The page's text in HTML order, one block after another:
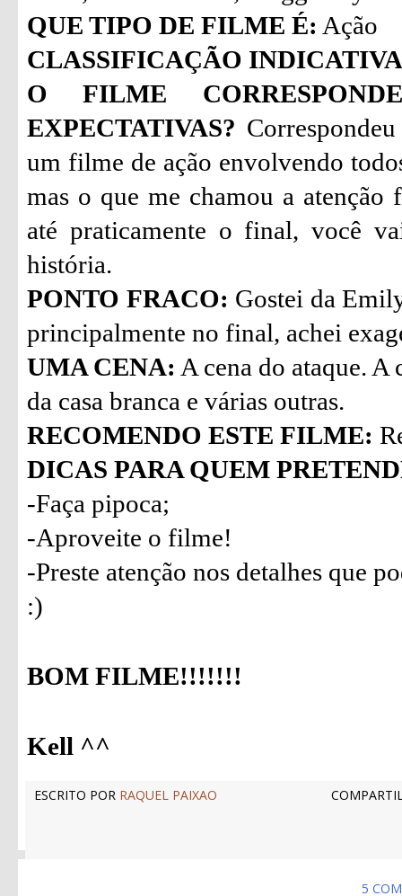
QUE TIPO DE FILME É: Ação
CLASSIFICAÇÃO
O FILME
EXPECTATIVAS?
um filme de ação envolvendo
mas o que me chamou a
até praticamente o final, você
história.
PONTO FRACO: Gostei da
principalmente no final, achei
UMA CENA: A cena do ataque.
da casa branca e várias outras.
RECOMENDO ESTE FILME:
DICAS PARA QUEM
-Faça pipoca;
-Aproveite o filme!
-Preste atenção nos detalhes que
:)
BOM FILME!!!!!!!
Kell ^^
ESCRITO POR RAQUEL PAIXAO
5